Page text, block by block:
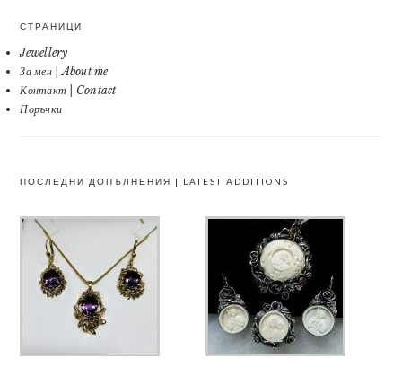
СТРАНИЦИ
Jewellery
За мен | About me
Контакт | Contact
Поръчки
ПОСЛЕДНИ ДОПЪЛНЕНИЯ | LATEST ADDITIONS